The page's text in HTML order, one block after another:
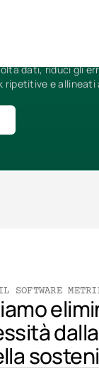
dati, riduci gli
ripetitive e allineati
SOFTWARE